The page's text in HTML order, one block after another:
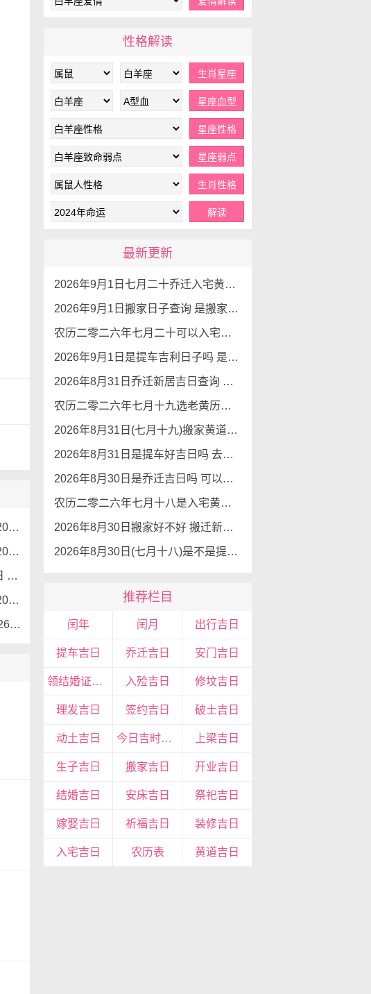
农历二零二六年七月十一乔迁入宅吉日 2026年8月23日今天适合入宅么
农历二零二六年七月初四乔迁入宅吉日 2026年8月16日入宅的说法和讲究
农历二零二六年六月廿九入宅挑黄道吉日 2026年8月11日是不是搬家入宅吉日
农历二零二六年六月廿二入宅吉日查询 2026年8月4日是入宅好日子吗
农历二零二六年六月十八看入宅吉日 2026年7月31日今天入宅好不好
性格解读
最新更新
2026年9月1日七月二十乔迁入宅黄道吉日查询 是搬家吉日么
2026年9月1日搬家日子查询 是搬家好日子么
农历二零二六年七月二十可以入宅吗 2026年9月1日本日入宅吉利么
2026年9月1日是提车吉利日子吗 是提新车的吉日吗
2026年8月31日乔迁新居吉日查询 乔迁新居有什么讲究
农历二零二六年七月十九选老黄历入宅 2026年8月31日这天可以入宅搬家吗
2026年8月31日(七月十九)搬家黄道吉日 是搬家的好日子吗
2026年8月31日是提车好吉日吗 去提车如何
2026年8月30日是乔迁吉日吗 可以搬新家么
农历二零二六年七月十八是入宅黄道吉日吗 2026年8月30日可以入宅搬入新家吗
2026年8月30日搬家好不好 搬迁新居吉利么
2026年8月30日(七月十八)是不是提车吉日 可以提新车吗
推荐栏目
闰年 闰月 出行吉日
提车吉日 乔迁吉日 安门吉日
领结婚证吉日 入殓吉日 修坟吉日
理发吉日 签约吉日 破土吉日
动土吉日 今日吉时查询 上梁吉日
生子吉日 搬家吉日 开业吉日
结婚吉日 安床吉日 祭祀吉日
嫁娶吉日 祈福吉日 装修吉日
入宅吉日 农历表 黄道吉日